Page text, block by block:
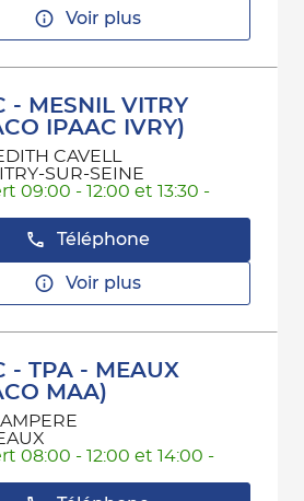
Voir plus
- MESNIL VITRY
IPAAC IVRY)
CAVELL
SUR-SEINE
09:00 - 12:00 et 13:30 -
Téléphone
Voir plus
- TPA - MEAUX
MAA)
08:00 - 12:00 et 14:00 -